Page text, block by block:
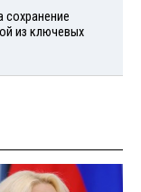
сохранение
из ключевых